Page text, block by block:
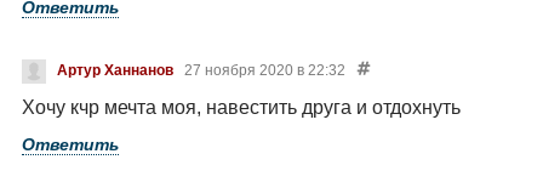
Ответить
Артур Ханнанов 27 ноября 2020 в 22:32
Хочу кчр мечта моя, навестить друга и отдохнуть
Ответить